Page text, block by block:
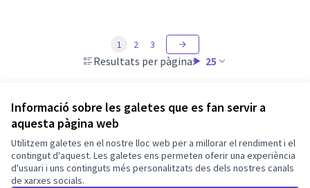
Informació sobre les galetes que es fan servir a
aquesta pàgina web
Utilitzem galetes en el nostre lloc web per a millorar el rendiment i el
contingut d'aquest. Les galetes ens permeten oferir una experiència
d'usuari i uns continguts més personalitzats des dels nostres canals
de xarxes socials.
Resultats per pàgina: 25
1 2 3
Termes i condicions d'ús
Configuració de les galetes
Barcelona En Comú a X
(Enllaç extern)
Barcelona En Comú a Facebook
(Enllaç extern)
Barcelona En Comú a Instagram
(Enllaç extern)
Barcelona En Comú a YouTube
(Enllaç extern)
Català
Triar la llenguaElegir el idioma